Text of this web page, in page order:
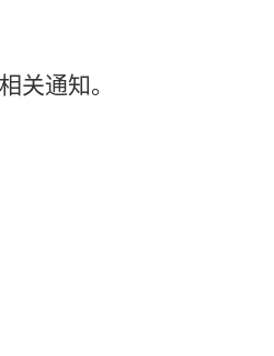
关通知。